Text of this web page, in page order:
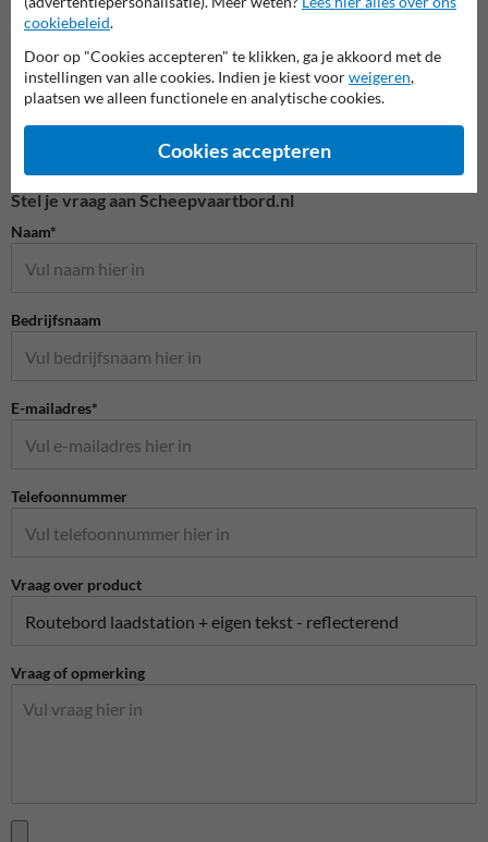
Stel je vraag aan Scheepvaartbord.nl
Naam*
Bedrijfsnaam
E-mailadres*
Telefoonnummer
Vraag over product
Vraag of opmerking
cookiebeleid.
Door op "Cookies accepteren" te klikken, ga je akkoord met de
instellingen van alle cookies. Indien je kiest voorweigeren,
plaatsen we alleen functionele en analytische cookies.
Cookies accepteren